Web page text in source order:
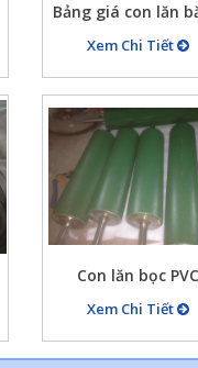
Bảng giá con lăn
tải
Xem Chi Tiết
Con lăn bọc PVC
Xem Chi Tiết